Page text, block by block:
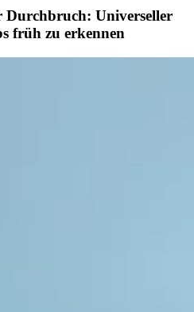
Durchbruch: Universeller
früh zu erkennen